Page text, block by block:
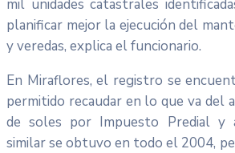
mil unidades catastrales
planificar mejor la ejecución del
y veredas, explica el funcionario.
En Miraflores, el registro se
permitido recaudar en lo que va del
de soles por Impuesto Predial y
similar se obtuvo en todo el 2004,